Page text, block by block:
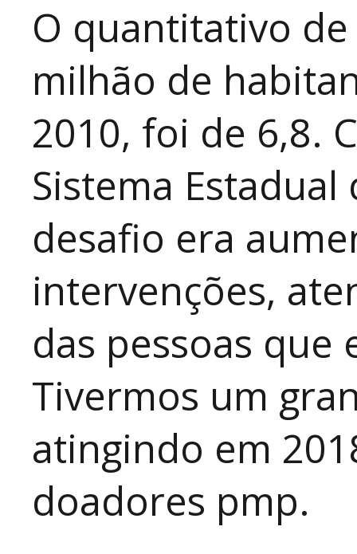
O quantitativo
milhão de
2010, foi de 6,8.
Sistema
desafio era
intervenções,
das pessoas que
Tivermos um
atingindo em
doadores pmp.